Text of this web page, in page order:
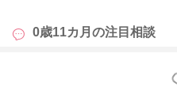
0歳11カ月の注目相談
もっ